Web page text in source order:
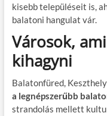
kisebb településeit is,
balatoni hangulat vár.
Városok,
kihagyni
Balatonfüred,
a legnépszerűbb
strandolás mellett